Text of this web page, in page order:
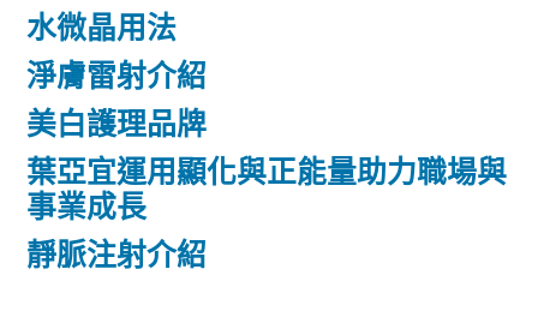
水微晶用法
淨膚雷射介紹
美白護理品牌
葉亞宜運用顯化與正能量助力職場與
事業成長
靜脈注射介紹